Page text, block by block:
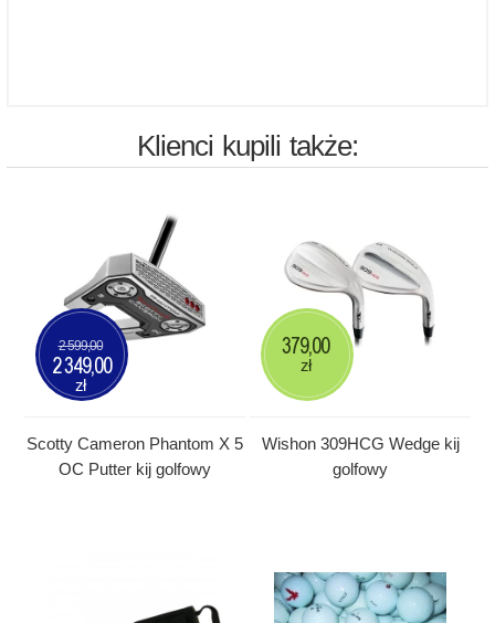
Klienci kupili także:
Scotty Cameron Phantom X 5
OC Putter kij golfowy
2 599,00
2 349,00
zł
Wishon 309HCG Wedge kij
golfowy
379,00
zł